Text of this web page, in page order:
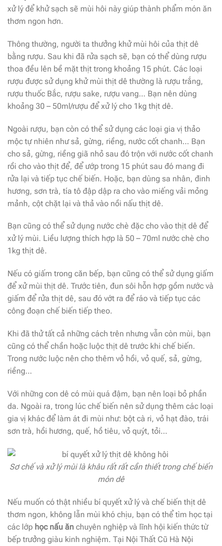
xử lý để khử sạch sẽ mùi hôi này giúp thành phẩm món ăn
thơm ngon hơn.
Thông thường, người ta thưởng khử mùi hôi của thịt dê
bằng rượu. Sau khi đã rửa sạch sẽ, bạn có thể dùng rượu
thoa đều lên bề mặt thịt trong khoảng 15 phút. Các loại
rượu được sử dụng khử mùi thịt dê thường là rượu trắng,
rượu thuốc Bắc, rượu sake, rượu vang… Bạn nên dùng
khoảng 30 – 50ml/rượu để xử lý cho 1kg thịt dê.
Ngoài rượu, bạn còn có thể sử dụng các loại gia vị thảo
mộc tự nhiên như sả, gừng, riềng, nước cốt chanh… Bạn
cho sả, gừng, riềng giã nhỏ sau đó trộn với nước cốt chanh
rồi cho vào thịt để, để ướp trong 15 phút sau đó mang đi
rửa lại và tiếp tục chế biến. Hoặc, bạn dùng sa nhân, đinh
hương, sơn trà, tía tô đập dập ra cho vào miếng vải mỏng
mảnh, cột chặt lại và thả vào nồi nấu thịt dê.
Bạn cũng có thể sử dụng nước chè đặc cho vào thịt dê để
xử lý mùi. Liều lượng thích hợp là 50 – 70ml nước chè cho
1kg thịt dê.
Nếu có giấm trong căn bếp, bạn cũng có thể sử dụng giấm
để xử mùi thịt dê. Trước tiên, đun sôi hỗn hợp gồm nước và
giấm để rửa thịt dê, sau đó vớt ra để ráo và tiếp tục các
công đoạn chế biến tiếp theo.
Khi đã thử tất cả những cách trên nhưng vẫn còn mùi, bạn
cũng có thể chần hoặc luộc thịt dê trước khi chế biến.
Trong nước luộc nên cho thêm vỏ hồi, vỏ quế, sả, gừng,
riềng…
Với những con dê có mùi quá đậm, bạn nên loại bỏ phần
da. Ngoài ra, trong lúc chế biến nên sử dụng thêm các loại
gia vị khác để làm át đi mùi như: bột cà ri, vỏ hạt đào, trái
sơn trà, hồi hương, quế, hồ tiêu, vỏ quýt, tỏi…
Sơ chế và xử lý mùi là khâu rất rất cần thiết trong chế biến
món dê
Nếu muốn có thật nhiều bí quyết xử lý và chế biến thịt dê
thơm ngon, không lẫn mùi khó chịu, bạn có thể tìm học tại
các lớp học nấu ăn chuyên nghiệp và lĩnh hội kiến thức từ
bếp trưởng giàu kinh nghiệm. Tại Nội Thất Cũ Hà Nội